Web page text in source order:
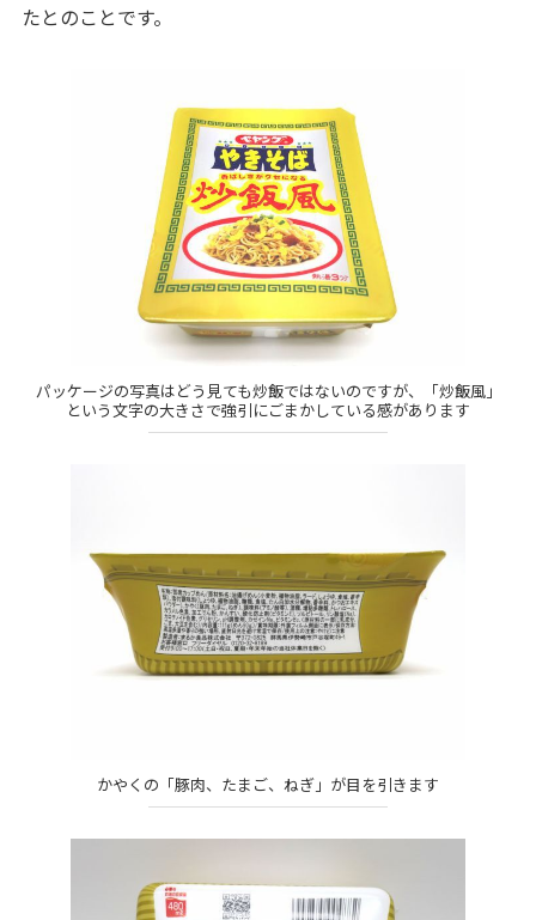
たとのことです。
パッケージの写真はどう見ても炒飯ではないのですが、「炒飯風」
という文字の大きさで強引にごまかしている感があります
かやくの「豚肉、たまご、ねぎ」が目を引きます